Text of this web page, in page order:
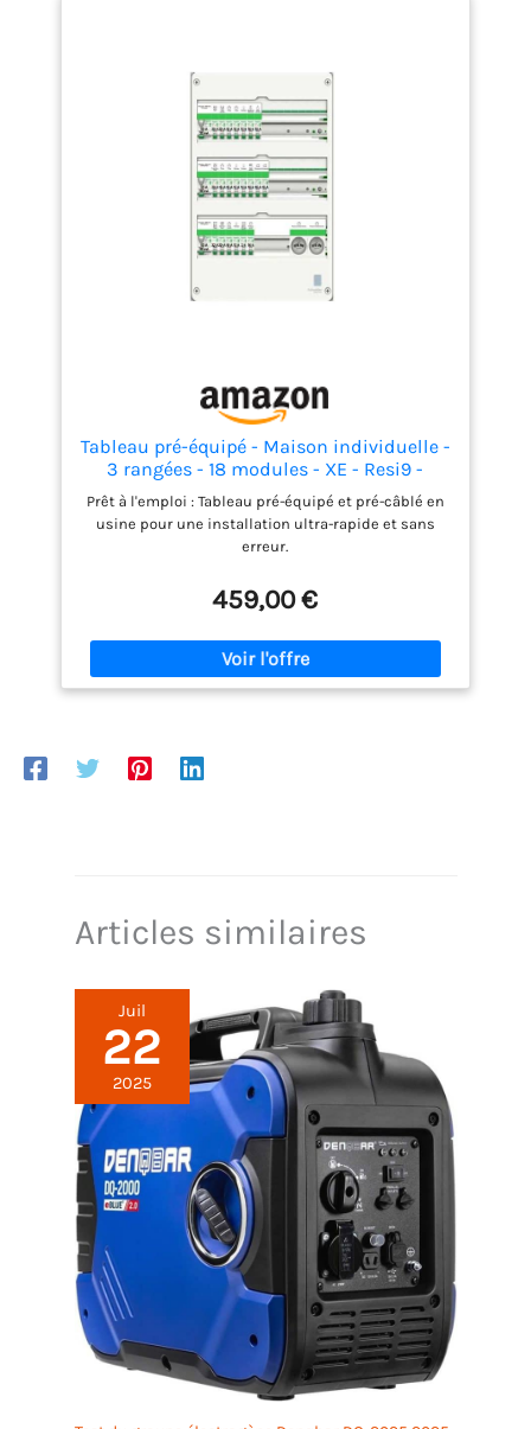
protection IP30 Conformité et fiabilité : Conforme
aux normes électriques françaises et européennes,
testé en usine par Schneider Electric pour garantir
une installation sécurisée et durable
Tableau pré-équipé - Maison individuelle -
3 rangées - 18 modules - XE - Resi9 -
R9HPNFC15123P - Schneider
Prêt à l'emploi : Tableau pré-équipé et pré-câblé en
usine pour une installation ultra-rapide et sans
erreur.
459,00 €
Articles similaires
Juil
22
2025